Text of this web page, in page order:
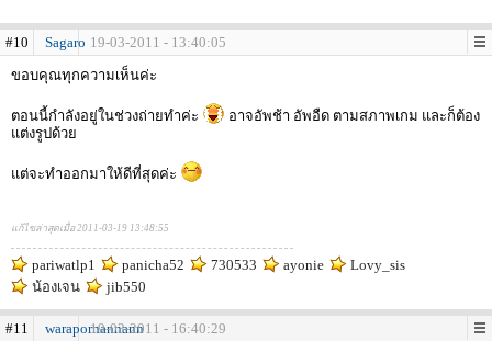
#10 Sagaro 19-03-2011 - 13:40:05
ขอบคุณทุกความเห็นค่ะ
ตอนนี้กำลังอยู่ในช่วงถ่ายทำค่ะ
อาจอัพช้า อัพอืด ตามสภาพเกม และก็ต้อง
แต่งรูปด้วย
แต่จะทำออกมาให้ดีที่สุดค่ะ
แก้ไขล่าสุดเมื่อ 2011-03-19 13:48:55
pariwatlp1 panicha52 730533 ayonie
Lovy_sis
น้องเจน
jib550
#11 warapornannann
19-03-2011 - 16:40:29